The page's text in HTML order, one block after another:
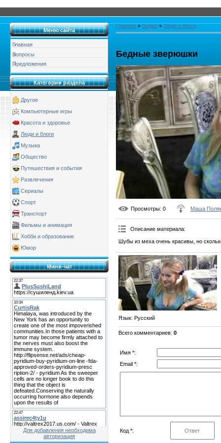
Меню сайта
Главная
Вопросы
Предложения
Категории раздела
Другое
Компьютерные игры
Красота и здоровье
Люди и блоги
Музыка
Общество
Путешествия и события
Развлечения
Сериалы
Спорт
Транспорт
Фильмы и анимация
Хобби и образование
Юмор
Мини-чат
Для добавления необходима
авторизация
Главная » Видео » Люди и блоги
Бедные зверюшки
Просмотры: 0 Маша
Описание материала:
Шубы из меха очень красивы, но
Язык: Русский
Всего комментариев: 0
Имя *:
Email *:
Код *: